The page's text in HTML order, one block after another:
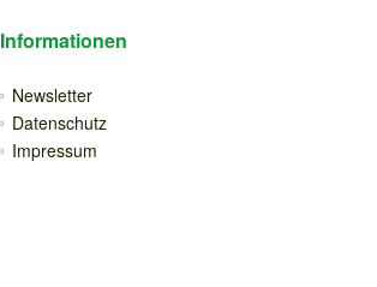
Informationen
Newsletter
Datenschutz
Impressum